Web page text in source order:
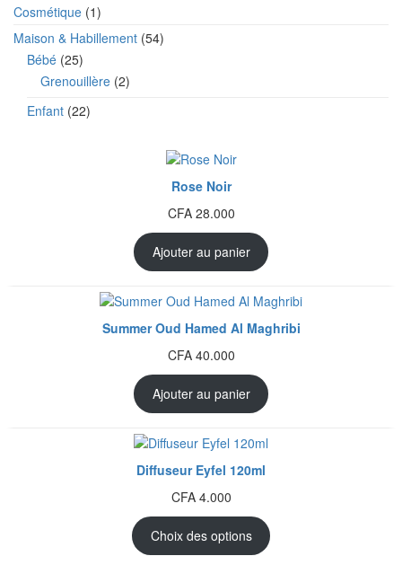
Cosmétique 11 produit
Maison & Habillement 5454 produits
Bébé 2525 produits
Grenouillère 22 produits
Enfant 2222 produits
Rose Noir
CFA28.000
Ajouter au panier
Summer Oud Hamed Al Maghribi
CFA40.000
Ajouter au panier
Diffuseur Eyfel 120ml
CFA4.000
Choix des options